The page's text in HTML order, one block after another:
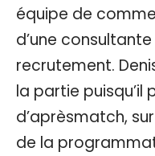
équipe de
d’une
recrutement.
la partie puisqu’il
d’aprèsmatch,
de la